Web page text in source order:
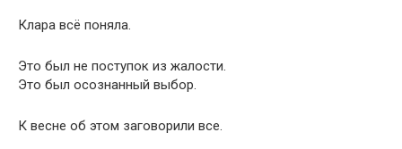
Клара всё поняла.
Это был не поступок из жалости.
Это был осознанный выбор.
К весне об этом заговорили все.